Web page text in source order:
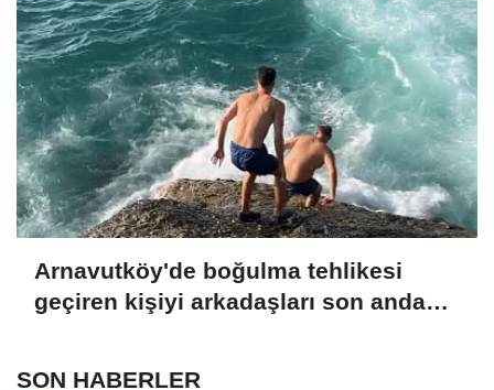
Arnavutköy'de boğulma tehlikesi
geçiren kişiyi arkadaşları son anda
SON HABERLER